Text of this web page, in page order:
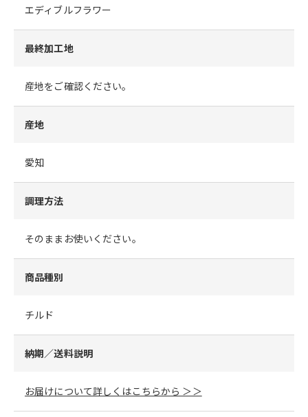
エディブルフラワー
最終加工地
産地をご確認ください。
産地
愛知
調理方法
そのままお使いください。
商品種別
チルド
納期／送料説明
お届けについて詳しくはこちらから ＞＞